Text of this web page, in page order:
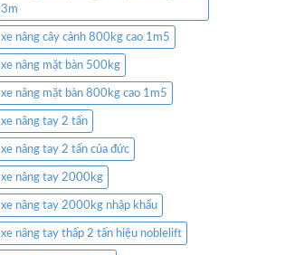
3m
xe nâng cây cảnh 800kg cao 1m5
xe nâng mặt bàn 500kg
xe nâng mặt bàn 800kg cao 1m5
xe nâng tay 2 tấn
xe nâng tay 2 tấn của đức
xe nâng tay 2000kg
xe nâng tay 2000kg nhập khẩu
xe nâng tay thấp 2 tấn hiệu noblelift